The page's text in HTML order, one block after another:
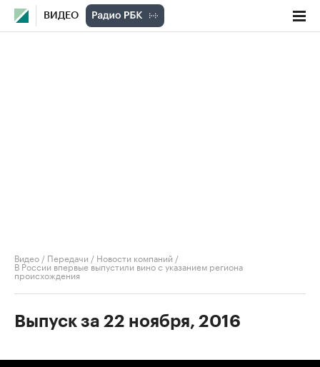
ВИДЕО
Видео / Передачи / Новости компаний /
В России впервые выпустили вино с указанием региона
происхождения
Выпуск за 22 ноября, 2016